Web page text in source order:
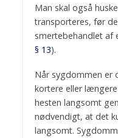
Man skal også
transporteres, før
smertebehandlet af
§ 13).
Når sygdommen er
kortere eller
hesten langsomt
nødvendigt, at det
langsomt.